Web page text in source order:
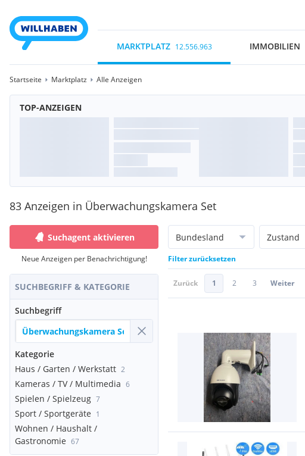
MARKTPLATZ 12.556.963 IMMOBILIEN
Startseite Marktplatz Alle Anzeigen
TOP-ANZEIGEN
83 Anzeigen in Überwachungskamera Set
Suchagent aktivieren
Neue Anzeigen per Benachrichtigung!
SUCHBEGRIFF & KATEGORIE
Suchbegriff
Kategorie
Haus / Garten / Werkstatt 2
Kameras / TV / Multimedia 6
Spielen / Spielzeug 7
Sport / Sportgeräte 1
Wohnen / Haushalt /
Gastronomie 67
Bundesland Zustand
Filter zurücksetzen
Zurück 1 2 3 Weiter